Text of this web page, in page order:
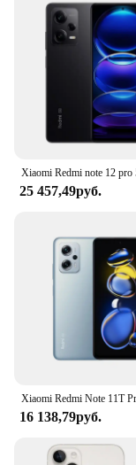
25 457,49руб.
16 138,79руб.